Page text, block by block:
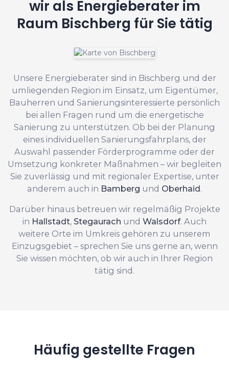
wir als Energieberater im
Raum Bischberg für Sie tätig
Unsere Energieberater sind in Bischberg und der
umliegenden Region im Einsatz, um Eigentümer,
Bauherren und Sanierungsinteressierte persönlich
bei allen Fragen rund um die energetische
Sanierung zu unterstützen. Ob bei der Planung
eines individuellen Sanierungsfahrplans, der
Auswahl passender Förderprogramme oder der
Umsetzung konkreter Maßnahmen – wir begleiten
Sie zuverlässig und mit regionaler Expertise, unter
anderem auch in Bamberg und Oberhaid.
Darüber hinaus betreuen wir regelmäßig Projekte
in Hallstadt, Stegaurach und Walsdorf. Auch
weitere Orte im Umkreis gehören zu unserem
Einzugsgebiet – sprechen Sie uns gerne an, wenn
Sie wissen möchten, ob wir auch in Ihrer Region
tätig sind.
Häufig gestellte Fragen